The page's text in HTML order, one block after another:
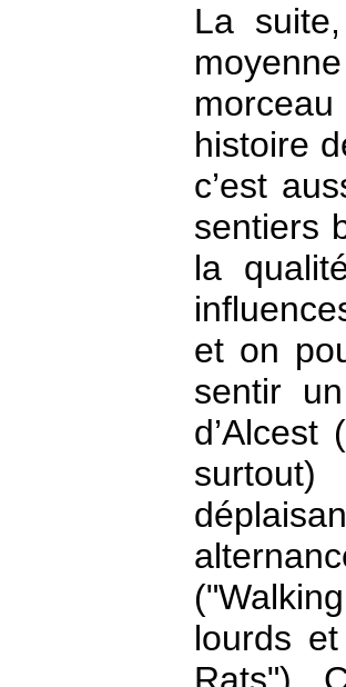
La
histoire
c’est
sentiers
la
et on
sentir
lourds